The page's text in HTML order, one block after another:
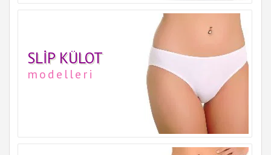
SLIP KÜLOT
modelleri